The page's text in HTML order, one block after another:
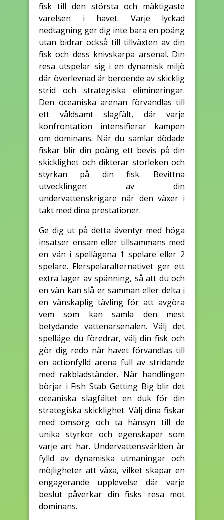
fisk till den största och mäktigaste
varelsen i havet. Varje lyckad
nedtagning ger dig inte bara en poäng
utan bidrar också till tillväxten av din
fisk och dess knivskarpa arsenal. Din
resa utspelar sig i en dynamisk miljö
där överlevnad är beroende av skicklig
strid och strategiska elimineringar.
Den oceaniska arenan förvandlas till
ett våldsamt slagfält, där varje
konfrontation intensifierar kampen
om dominans. När du samlar dödade
fiskar blir din poäng ett bevis på din
skicklighet och dikterar storleken och
styrkan på din fisk. Bevittna
utvecklingen av din
undervattenskrigare när den växer i
takt med dina prestationer.
Ge dig ut på detta äventyr med höga
insatser ensam eller tillsammans med
en vän i spellägena 1 spelare eller 2
spelare. Flerspelaralternativet ger ett
extra lager av spänning, så att du och
en vän kan slå er samman eller delta i
en vänskaplig tävling för att avgöra
vem som kan samla den mest
betydande vattenarsenalen. Välj det
spelläge du föredrar, välj din fisk och
gör dig redo när havet förvandlas till
en actionfylld arena full av stridande
med rakbladständer. När handlingen
börjar i Fish Stab Getting Big blir det
oceaniska slagfältet en duk för din
strategiska skicklighet. Välj dina fiskar
med omsorg och ta hänsyn till de
unika styrkor och egenskaper som
varje art har. Undervattensvärlden är
fylld av dynamiska utmaningar och
möjligheter att växa, vilket skapar en
engagerande upplevelse där varje
beslut påverkar din fisks resa mot
dominans.